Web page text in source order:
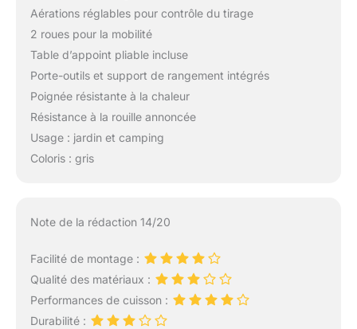
Aérations réglables pour contrôle du tirage
2 roues pour la mobilité
Table d’appoint pliable incluse
Porte-outils et support de rangement intégrés
Poignée résistante à la chaleur
Résistance à la rouille annoncée
Usage : jardin et camping
Coloris : gris
Note de la rédaction 14/20
Facilité de montage :
Qualité des matériaux :
Performances de cuisson :
Durabilité :